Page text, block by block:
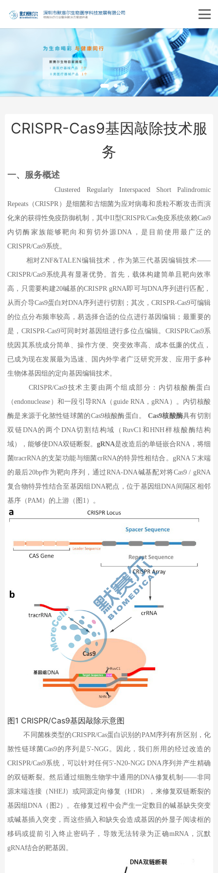
CRISPR-Cas9基因敲除技术服
务
一、 服务概述
Clustered Regularly Interspaced Short Palindromic
Repeats （CRISPR ）是细菌和古细菌为应对病毒和质粒不断攻击而演
化来的获得性免疫防御机制，其中II型CRISPR/Cas免疫系统依赖Cas9
内切酶家族能够靶向和剪切外源DNA ，是目前使用最广泛的
CRISPR/Cas9系统。
相对ZNF&TALEN编辑技术，作为第三代基因编辑技术——
CRISPR/Cas9系统具有显著优势。首先，载体构建简单且靶向效率
高，只需要构建20碱基的CRISPR gRNA即可与DNA序列进行匹配，
从而介导Cas9蛋白对DNA序列进行切割；其次， CRISPR-Cas9可编辑
的位点分布频率较高，易选择合适的位点进行基因编辑；最重要的
是， CRISPR-Cas9可同时对基因组进行多位点编辑。 CRISPR/Cas9系
统因其系统成分简单、操作方便、突变效率高、成本低廉的优点，
已成为现在发展最为迅速、国内外学者广泛研究开发、应用于多种
生物体基因组的定向基因编辑技术。
CRISPR/Cas9技术主要由两个组成部分：内切核酸酶蛋白
（endonuclease ）和一段引导RNA （ guide RNA， gRNA ）。内切核酸
酶是来源于化脓性链球菌的Cas9核酸酶蛋白。 Cas9核酸酶具有切割
双链DNA的两个 DNA切割结构域（ RuvC1 和HNH样核酸酶结构
域），能够使DNA双链断裂。 gRNA是改造后的单链嵌合RNA ，将细
菌tracrRNA的支架功能与细菌crRNA的特异性相结合。 gRNA 5'末端
的最后20bp作为靶向序列，通过RNA-DNA碱基配对将Cas9 / gRNA
复合物特异性结合至基因组 DNA靶点，位于基因组DNA间隔区相邻
基序（PAM）的上游（图 1 ）。
图1 CRISPR/Cas9基因敲除示意图
不同菌株类型的CRISPR/Cas蛋白识别的PAM序列有所区别，化
脓性链球菌Cas9的序列是5'-NGG。因此，我们所用的经过改造的
CRISPR/Cas9系统，可以针对任何5'-N20-NGG DNA序列并产生精确
的双链断裂。然后通过细胞生物学中通用的DNA修复机制——非同
源末端连接（NHEJ）或同源定向修复（HDR），来修复双链断裂的
基因组DNA （图 2）。在修复过程中会产生一定数目的碱基缺失突变
或碱基插入突变，而这些插入和缺失会造成基因的外显子阅读框的
移码或提前引入终止密码子，导致无法转录为正确mRNA，沉默
gRNA结合的靶基因。